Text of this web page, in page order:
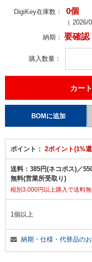
DigiKey在庫数： 0個
（ 2026/
納期： 要確認
購入数量
ポイント： 2ポイント(1%
送料： 385円(ネコポス)／
無料(営業所受取り)
税別3,000円以上購入で送料
1個以上
納期・仕様・代替品の